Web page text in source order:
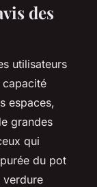
des
utilisateurs
capacité
espaces,
grandes
qui
du pot
verdure